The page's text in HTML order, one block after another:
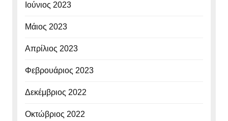
Ιούνιος 2023
Μάιος 2023
Απρίλιος 2023
Φεβρουάριος 2023
Δεκέμβριος 2022
Οκτώβριος 2022